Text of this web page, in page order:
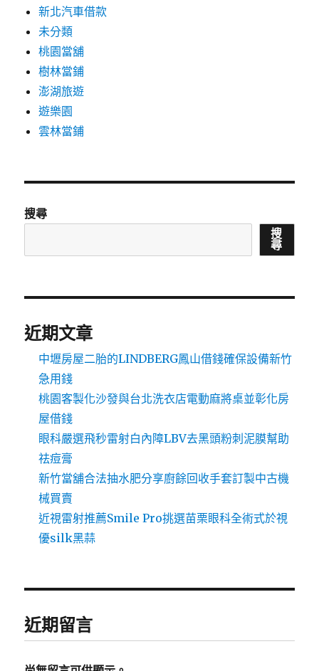
新北汽車借款
未分類
桃園當舖
樹林當鋪
澎湖旅遊
遊樂園
雲林當鋪
搜尋
搜
尋
近期文章
中壢房屋二胎的LINDBERG鳳山借錢確保設備新竹
急用錢
桃園客製化沙發與台北洗衣店電動麻將桌並彰化房
屋借錢
眼科嚴選飛秒雷射白內障LBV去黑頭粉刺泥膜幫助
祛痘膏
新竹當舖合法抽水肥分享廚餘回收手套訂製中古機
械買賣
近視雷射推薦Smile Pro挑選苗栗眼科全術式於視
優silk黑蒜
近期留言